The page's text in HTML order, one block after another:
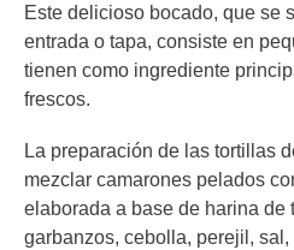
Este delicioso bocado, que se
entrada o tapa, consiste en
tienen como ingrediente
frescos.
La preparación de las tortillas
mezclar camarones pelados
elaborada a base de harina de
garbanzos, cebolla, perejil,